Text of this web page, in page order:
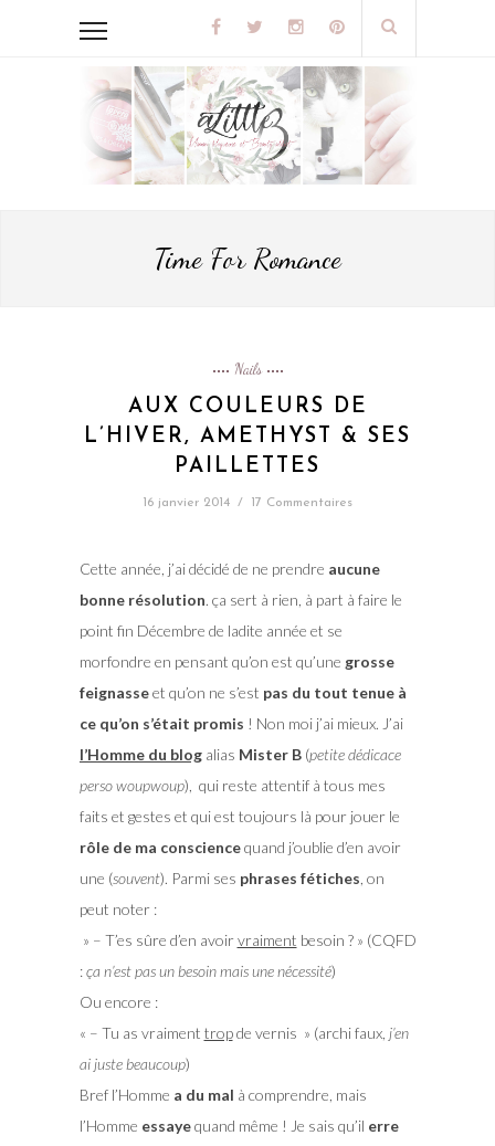
Time For Romance
Nails
AUX COULEURS DE
L’HIVER, AMETHYST & SES
PAILLETTES
16 janvier 2014 / 17 Commentaires
Cette année, j’ai décidé de ne prendre aucune
bonne résolution. ça sert à rien, à part à faire le
point fin Décembre de ladite année et se
morfondre en pensant qu’on est qu’une grosse
feignasseet qu’on ne s’est pas du tout tenue à
ce qu’on s’était promis ! Non moi j’ai mieux. J’ai
l’Homme du blogalias Mister B (petite dédicace
perso woupwoup), qui reste attentif à tous mes
faits et gestes et qui est toujours là pour jouer le
rôle de ma consciencequand j’oublie d’en avoir
une (souvent). Parmi ses phrases fétiches, on
peut noter :
» – T’es sûre d’en avoirvraiment besoin ? » (CQFD
:ça n’est pas un besoin mais une nécessité)
Ou encore :
« – Tu as vraiment tropde vernis » (archi faux, j’en
ai juste beaucoup)
Bref l’Homme a du mal à comprendre, mais
l’Homme essayequand même ! Je sais qu’il erre